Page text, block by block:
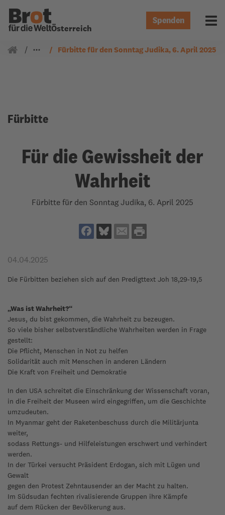
Österreich
Spenden
Gemeindearbeit
Fürbitten
Fürbitte für den Sonntag Judika, 6. April 2025
Fürbitte
Für die Gewissheit der
Wahrheit
Fürbitte für den Sonntag Judika, 6. April 2025
04.04.2025
Die Fürbitten beziehen sich auf den Predigttext Joh 18,29-19,5
„Was ist Wahrheit?“
Jesus, du bist gekommen, die Wahrheit zu bezeugen.
So viele bisher selbstverständliche Wahrheiten werden in Frage
gestellt:
Die Pflicht, Menschen in Not zu helfen
Solidarität auch mit Menschen in anderen Ländern
Die Kraft von Freiheit und Demokratie
In den USA schreitet die Einschränkung der Wissenschaft voran,
in die Freiheit der Museen wird eingegriffen, um die Geschichte
umzudeuten.
In Myanmar geht der Raketenbeschuss durch die Militärjunta
weiter,
sodass Rettungs- und Hilfeleistungen erschwert und verhindert
werden.
In der Türkei versucht Präsident Erdogan, sich mit Lügen und
Gewalt
gegen den Protest Zehntausender an der Macht zu halten.
Im Südsudan fechten rivalisierende Gruppen ihre Kämpfe
auf dem Rücken der Bevölkerung aus.